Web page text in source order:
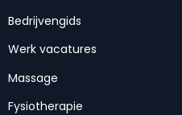
Bedrijvengids
Werk vacatures
Massage
Fysiotherapie